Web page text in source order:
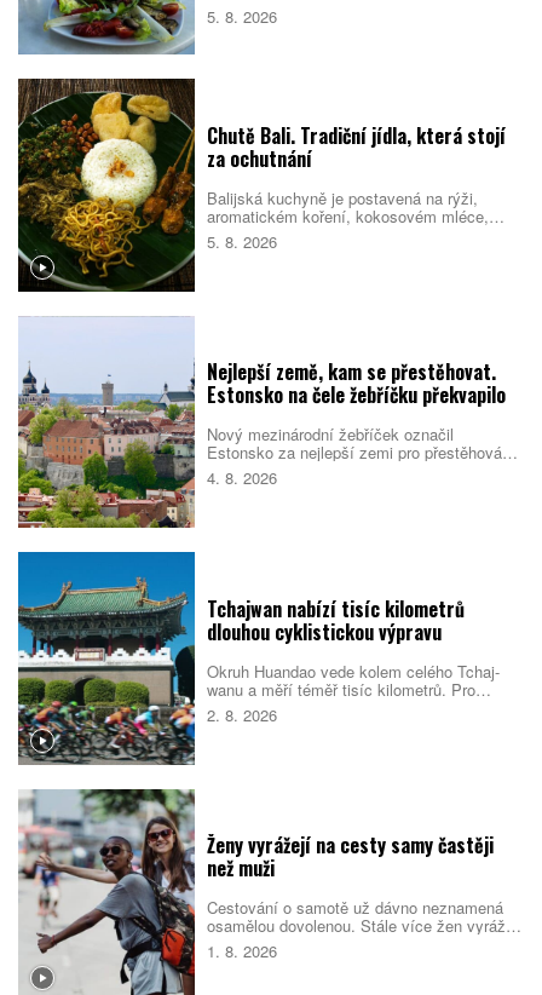
prostředí a nabitý program pak mohou zvýšit
riziko, že se člověk nebude cítit dobře.
5. 8. 2026
Chutě Bali. Tradiční jídla, která stojí
za ochutnání
Balijská kuchyně je postavená na rýži,
aromatickém koření, kokosovém mléce,
chilli a pomalé přípravě masa. Na jídelních
lístcích se střídají pečené vepřové,
5. 8. 2026
Nejlepší země, kam se přestěhovat.
Estonsko na čele žebříčku překvapilo
Nový mezinárodní žebříček označil
Estonsko za nejlepší zemi pro přestěhování
v roce 2026. Pobaltský stát se umístil před
Singapurem i Malajsií díky kombinaci
4. 8. 2026
Tchajwan nabízí tisíc kilometrů
dlouhou cyklistickou výpravu
Okruh Huandao vede kolem celého Tchaj-
wanu a měří téměř tisíc kilometrů. Pro
místní představuje oblíbený přechodový
rituál, turistům zase ukazuje odlehlé pobřeží,
2. 8. 2026
Ženy vyrážejí na cesty samy častěji
než muži
Cestování o samotě už dávno neznamená
osamělou dovolenou. Stále více žen vyráží
do světa bez partnera či rodiny, zároveň ale
vyhledává malé skupiny stejně naladěných
1. 8. 2026